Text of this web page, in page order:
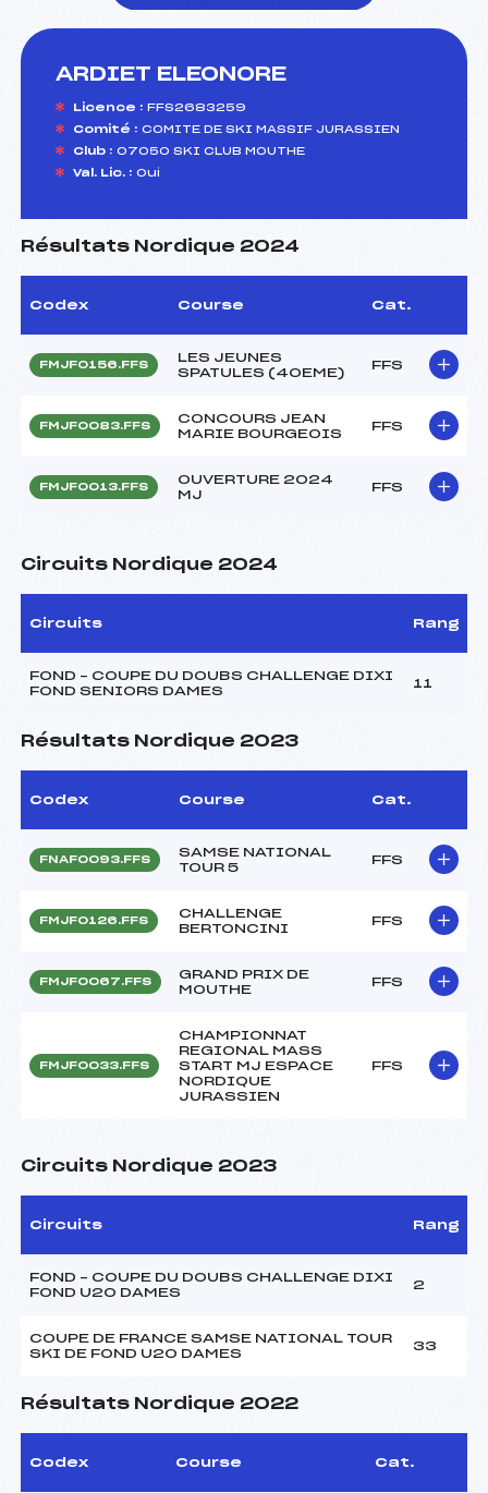
ARDIET ELEONORE
Licence : FFS2683259
Comité : COMITE DE SKI MASSIF JURASSIEN
Club : 07050 SKI CLUB MOUTHE
Val. Lic. : Oui
Résultats Nordique 2024
Codex Course Cat.
FMJF0156.FFS
LES JEUNES
SPATULES (40EME)
FFS
FMJF0083.FFS
CONCOURS JEAN
MARIE BOURGEOIS
FFS
FMJF0013.FFS
OUVERTURE 2024
MJ
FFS
Circuits Nordique 2024
Circuits Rang
FOND – COUPE DU DOUBS CHALLENGE DIXI
FOND SENIORS DAMES
11
Résultats Nordique 2023
Codex Course Cat.
FNAF0093.FFS
SAMSE NATIONAL
TOUR 5
FFS
FMJF0126.FFS
CHALLENGE
BERTONCINI
FFS
FMJF0067.FFS
GRAND PRIX DE
MOUTHE
FFS
FMJF0033.FFS
CHAMPIONNAT
REGIONAL MASS
START MJ ESPACE
NORDIQUE
JURASSIEN
FFS
Circuits Nordique 2023
Circuits Rang
FOND – COUPE DU DOUBS CHALLENGE DIXI
FOND U20 DAMES
2
COUPE DE FRANCE SAMSE NATIONAL TOUR
SKI DE FOND U20 DAMES
33
Résultats Nordique 2022
Codex Course Cat.